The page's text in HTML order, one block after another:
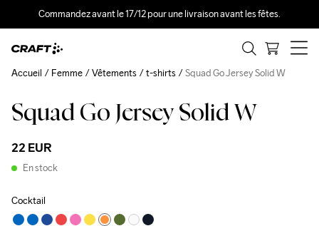
Commandez avant le 17/12 pour une livraison avant les fêtes.
Squad Go Jersey Solid W
22 EUR
En stock
Cocktail
Accueil Femme Vêtements t-shirts Squad Go Jersey Solid W